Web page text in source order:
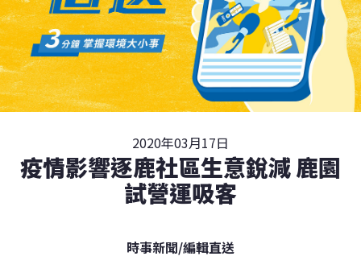
2020年03月17日
疫情影響逐鹿社區生意銳減 鹿園
試營運吸客
時事新聞/編輯直送